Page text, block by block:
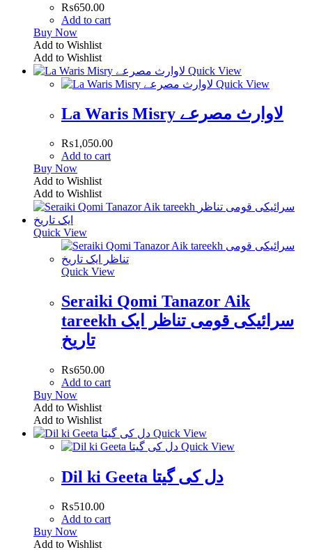
₨650.00
Add to cart
Buy Now
Add to Wishlist
Add to Wishlist
Quick View
Quick View
La Waris Misry لاوارث مصرعے
₨1,050.00
Add to cart
Buy Now
Add to Wishlist
Add to Wishlist
Quick View
Quick View
Seraiki Qomi Tanazor Aik
tareekh سرائیکی قومی تناظر ایک
تاریخ
₨650.00
Add to cart
Buy Now
Add to Wishlist
Add to Wishlist
Quick View
Quick View
Dil ki Geeta دل کی گیتا
₨510.00
Add to cart
Buy Now
Add to Wishlist